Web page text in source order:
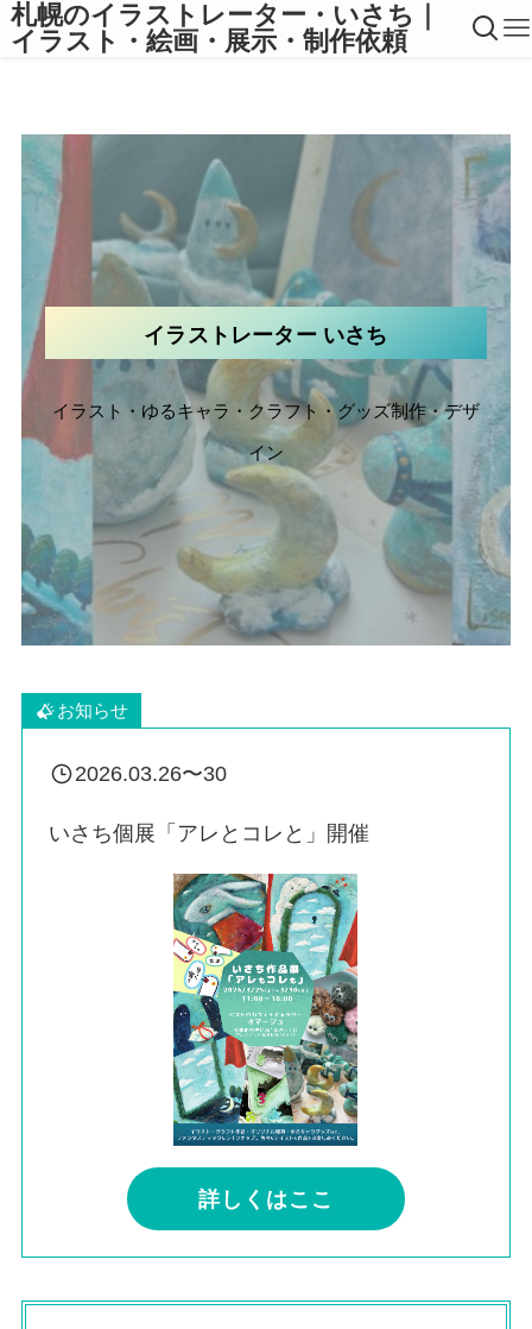
札幌のイラストレーター・いさち｜
イラスト・絵画・展示・制作依頼
イラストレーター いさち
イラスト・ゆるキャラ・クラフト・グッズ制作・デザ
イン
お知らせ
2026.03.26〜30
いさち個展「アレとコレと」開催
詳しくはここ